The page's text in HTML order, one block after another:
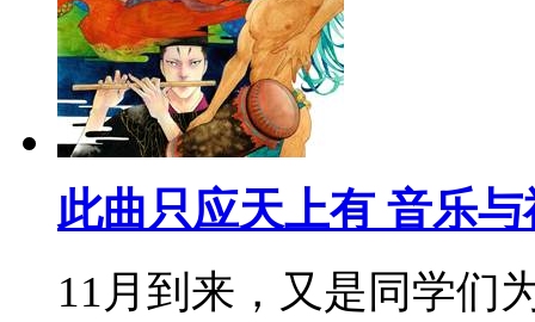
此曲只应天上有 音乐与
11月到来，又是同学们